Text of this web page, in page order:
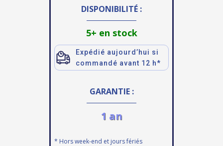
DISPONIBILITÉ :
5+ en stock
Expédié aujourd’hui si
commandé avant 12 h*
GARANTIE :
1 an
* Hors week-end et jours fériés